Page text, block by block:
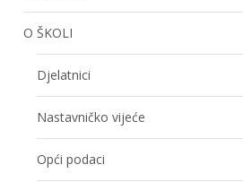
O ŠKOLI
Djelatnici
Nastavničko vijeće
Opći podaci